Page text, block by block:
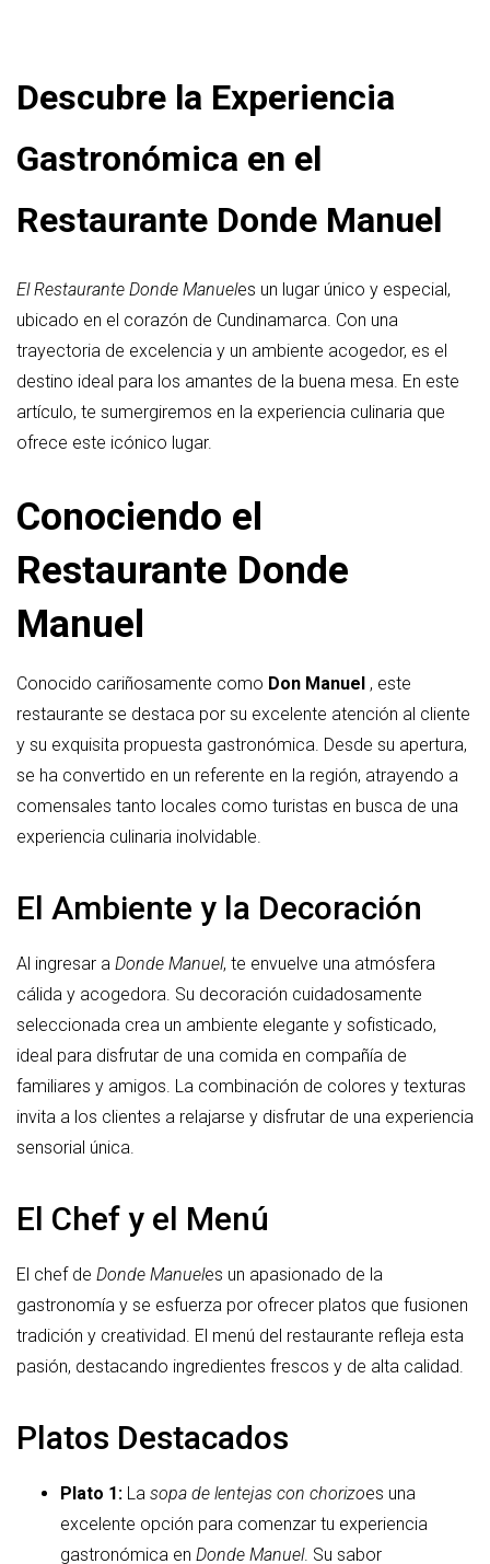
Descubre la Experiencia
Gastronómica en el
Restaurante Donde Manuel
El Restaurante Donde Manueles un lugar único y especial,
ubicado en el corazón de Cundinamarca. Con una
trayectoria de excelencia y un ambiente acogedor, es el
destino ideal para los amantes de la buena mesa. En este
artículo, te sumergiremos en la experiencia culinaria que
ofrece este icónico lugar.
Conociendo el
Restaurante Donde
Manuel
Conocido cariñosamente como Don Manuel , este
restaurante se destaca por su excelente atención al cliente
y su exquisita propuesta gastronómica. Desde su apertura,
se ha convertido en un referente en la región, atrayendo a
comensales tanto locales como turistas en busca de una
experiencia culinaria inolvidable.
El Ambiente y la Decoración
Al ingresar a Donde Manuel, te envuelve una atmósfera
cálida y acogedora. Su decoración cuidadosamente
seleccionada crea un ambiente elegante y sofisticado,
ideal para disfrutar de una comida en compañía de
familiares y amigos. La combinación de colores y texturas
invita a los clientes a relajarse y disfrutar de una experiencia
sensorial única.
El Chef y el Menú
El chef de Donde Manueles un apasionado de la
gastronomía y se esfuerza por ofrecer platos que fusionen
tradición y creatividad. El menú del restaurante refleja esta
pasión, destacando ingredientes frescos y de alta calidad.
Platos Destacados
Plato 1: La sopa de lentejas con chorizoes una
excelente opción para comenzar tu experiencia
gastronómica en Donde Manuel. Su sabor